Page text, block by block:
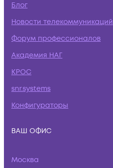
Блог
Новости телекоммуникаций
Форум профессионалов
Академия НАГ
КРОС
snr.systems
Конфигураторы
ВАШ ОФИС
Москва